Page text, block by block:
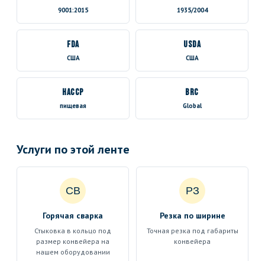
9001:2015 1935/2004
FDA
США
USDA
США
HACCP
пищевая
BRC
Global
Услуги по этой ленте
СВ
Горячая сварка
Стыковка в кольцо под
размер конвейера на
нашем оборудовании
РЗ
Резка по ширине
Точная резка под габариты
конвейера